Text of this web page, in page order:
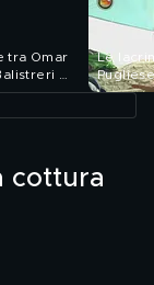
tra Omar
e
Le
cottura